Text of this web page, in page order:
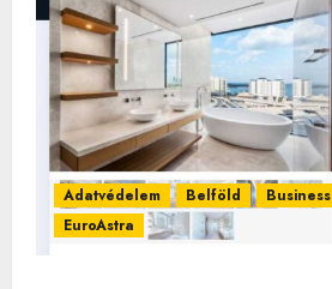
Adatvédelem Belföld Business
EuroAstra